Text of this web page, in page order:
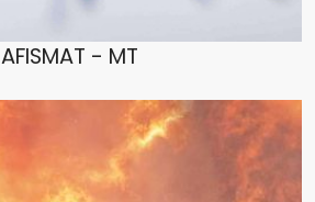
AFISMAT - MT